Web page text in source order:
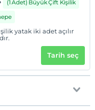
(1 Adet) Büyük Çift Kişilik
yatak iki adet açılır
Tarih seç